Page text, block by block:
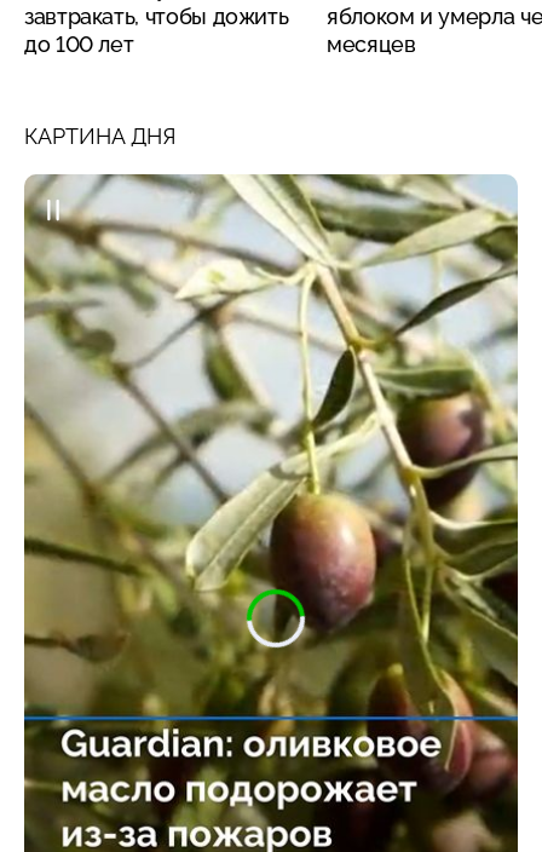
завтракать, чтобы дожить
до 100 лет
яблоком и умерла
месяцев
КАРТИНА ДНЯ